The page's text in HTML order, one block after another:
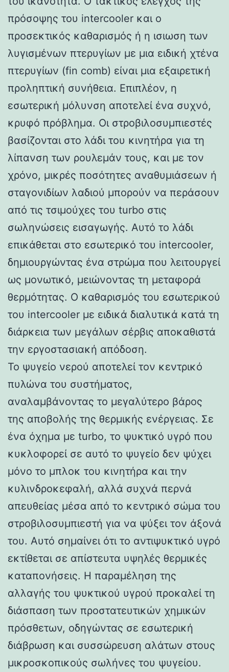
πρόσοψης του intercooler και ο
προσεκτικός καθαρισμός ή η ισιωση των
λυγισμένων πτερυγίων με μια ειδική χτένα
πτερυγίων (fin comb) είναι μια εξαιρετική
προληπτική συνήθεια. Επιπλέον, η
εσωτερική μόλυνση αποτελεί ένα συχνό,
κρυφό πρόβλημα. Οι στροβιλοσυμπιεστές
βασίζονται στο λάδι του κινητήρα για τη
λίπανση των ρουλεμάν τους, και με τον
χρόνο, μικρές ποσότητες αναθυμιάσεων ή
σταγονιδίων λαδιού μπορούν να περάσουν
από τις τσιμούχες του turbo στις
σωληνώσεις εισαγωγής. Αυτό το λάδι
επικάθεται στο εσωτερικό του intercooler,
δημιουργώντας ένα στρώμα που λειτουργεί
ως μονωτικό, μειώνοντας τη μεταφορά
θερμότητας. Ο καθαρισμός του εσωτερικού
του intercooler με ειδικά διαλυτικά κατά τη
διάρκεια των μεγάλων σέρβις αποκαθιστά
την εργοστασιακή απόδοση.
Το ψυγείο νερού αποτελεί τον κεντρικό
πυλώνα του συστήματος,
αναλαμβάνοντας το μεγαλύτερο βάρος
της αποβολής της θερμικής ενέργειας. Σε
ένα όχημα με turbo, το ψυκτικό υγρό που
κυκλοφορεί σε αυτό το ψυγείο δεν ψύχει
μόνο το μπλοκ του κινητήρα και την
κυλινδροκεφαλή, αλλά συχνά περνά
απευθείας μέσα από το κεντρικό σώμα του
στροβιλοσυμπιεστή για να ψύξει τον άξονά
του. Αυτό σημαίνει ότι το αντιψυκτικό υγρό
εκτίθεται σε απίστευτα υψηλές θερμικές
καταπονήσεις. Η παραμέληση της
αλλαγής του ψυκτικού υγρού προκαλεί τη
διάσπαση των προστατευτικών χημικών
πρόσθετων, οδηγώντας σε εσωτερική
διάβρωση και συσσώρευση αλάτων στους
μικροσκοπικούς σωλήνες του ψυγείου.